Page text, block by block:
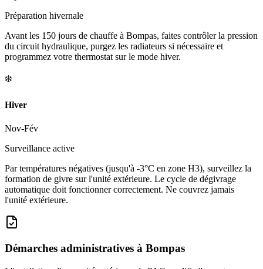
Préparation hivernale
Avant les 150 jours de chauffe à Bompas, faites contrôler la pression
du circuit hydraulique, purgez les radiateurs si nécessaire et
programmez votre thermostat sur le mode hiver.
❄️
Hiver
Nov-Fév
Surveillance active
Par températures négatives (jusqu'à -3°C en zone H3), surveillez la
formation de givre sur l'unité extérieure. Le cycle de dégivrage
automatique doit fonctionner correctement. Ne couvrez jamais
l'unité extérieure.
Démarches administratives à Bompas